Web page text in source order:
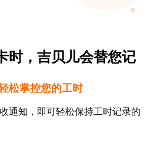
时，吉贝儿会替您记
松掌控您的工时
通知，即可轻松保持工时记录的